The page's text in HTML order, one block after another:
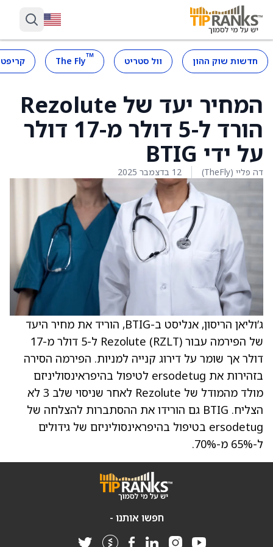
חדשות שוק ההון וול סטריט ™
The Fly
המחיר יעד של Rezolute
הורד ל-5 דולר מ-17 דולר
על ידי BTIG
דה פליי (TheFly) 12 בדצמבר 2025
ג’וליאן הריסון, אנליסט ב-BTIG, הוריד את מחיר היעד
של הפירמה עבור Rezolute (RZLT) ל-5 דולר מ-17
דולר אך שומר על דירוג קנייה למניות. הפירמה הסירה
בזהירות את ersodetug לטיפול בהיפראינסוליניזם
מולד מהמודל של Rezolute לאחר שניסוי שלב 3 לא
הצליח. BTIG גם הורידו את ההסתברות להצלחה של
ersodetug בטיפול בהיפראינסוליניזם של גידולים
ל-65% מ-70%.
חפשו אותנו -